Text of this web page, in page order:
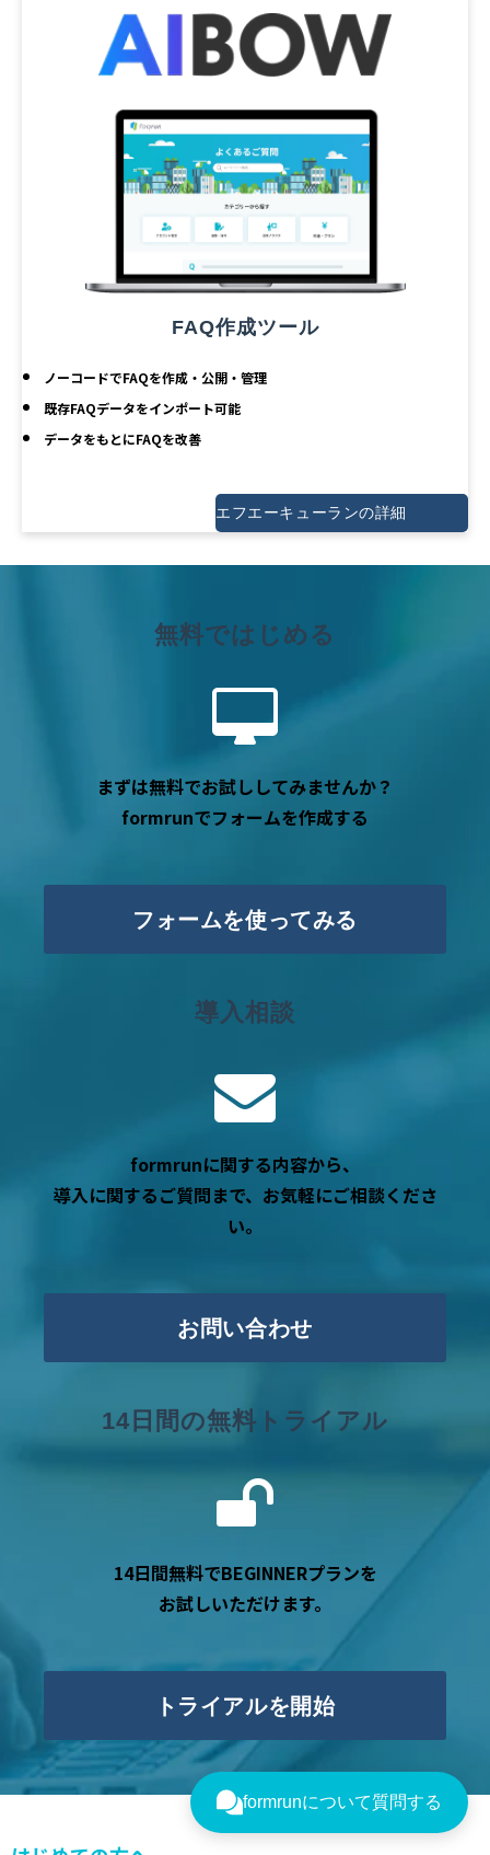
FAQ作成ツール
ノーコードでFAQを作成・公開・管理
既存FAQデータをインポート可能
データをもとにFAQを改善
エフエーキューランの詳細
無料ではじめる
まずは無料でお試ししてみませんか？
formrunでフォームを作成する
フォームを使ってみる
導入相談
formrunに関する内容から、
導入に関するご質問まで、お気軽にご相談くださ
い。
お問い合わせ
14日間の無料トライアル
14日間無料でBEGINNERプランを
お試しいただけます。
トライアルを開始